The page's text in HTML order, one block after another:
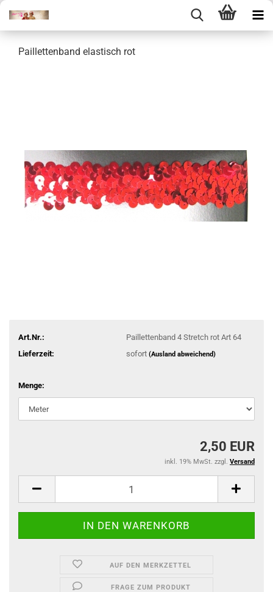
Paillettenband elastisch rot
Art.Nr.:
Paillettenband 4 Stretch rot Art 64
Lieferzeit:
sofort (Ausland abweichend)
Menge:
2,50 EUR
inkl. 19% MwSt. zzgl. Versand
AUF DEN MERKZETTEL
FRAGE ZUM PRODUKT